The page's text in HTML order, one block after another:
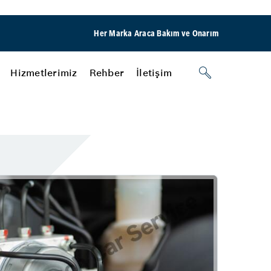
Her Marka Araca Bakım ve Onarım
Birikim Petrol
Hizmetlerimiz
Klima Sistem Dezenfeksiyonu
Klima Drenaj Temizliği
Akü
Akü Testi
Alternatör Testi
Rehber İletişim